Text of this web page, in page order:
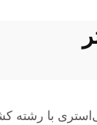
با رشته